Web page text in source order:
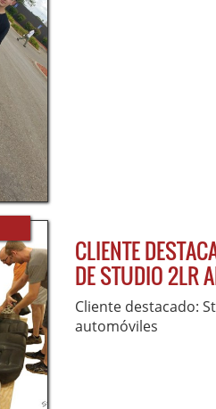
CLIENTE
DE STUDIO 2LR
Cliente destacado:
automóviles